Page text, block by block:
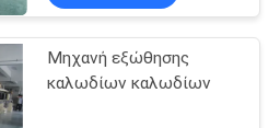
Μηχανή εξώθησης
καλωδίων καλωδίων